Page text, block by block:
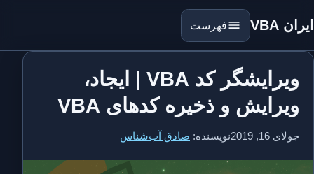
ایران VBA فهرست
ویرایشگر کد VBA | ایجاد،
ویرایش و ذخیره کدهای VBA
جولای 16, 2019 نویسنده: صادق آب‌شناس